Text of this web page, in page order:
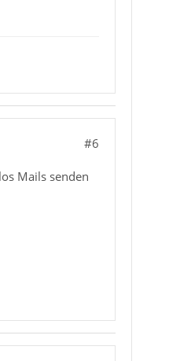
#6
Mails senden